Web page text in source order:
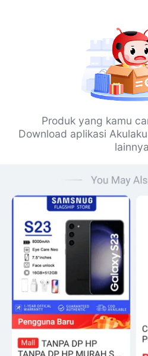
Produk yang kamu
Download aplikasi